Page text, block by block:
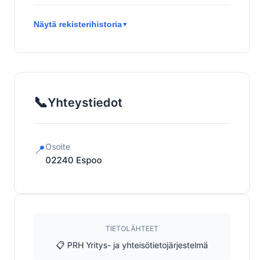
Näytä rekisterihistoria▼
📞Yhteystiedot
📍Osoite
02240 Espoo
TIETOLÄHTEET
📋 PRH Yritys- ja yhteisötietojärjestelmä